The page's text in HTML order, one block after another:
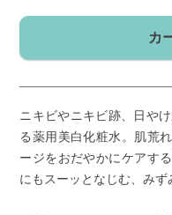
カ
ニキビやニキビ跡、日や
る薬用美白化粧水。肌荒
ージをおだやかにケアす
にもスーッとなじむ、みず